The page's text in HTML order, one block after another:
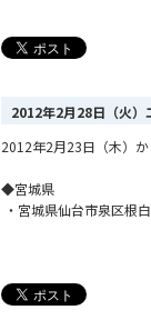
2012年2月28日（火）
2012年2月23日（木）
◆宮城県
・宮城県仙台市泉区根